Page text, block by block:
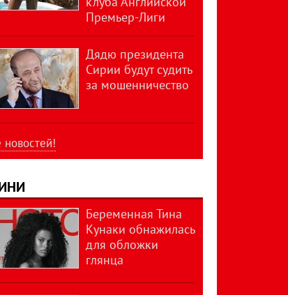
Премьер-Лиги
Дядю президента
Сирии будут судить
за мошенничество
Беременная Тина
Кунаки обнажилась
для обложки
глянца